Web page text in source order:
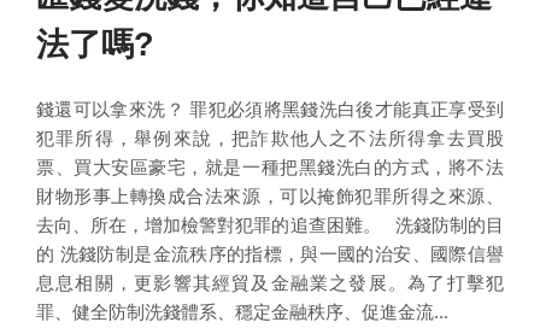
法了嗎?
錢還可以拿來洗？ 罪犯必須將黑錢洗白後才能真正享受到
犯罪所得，舉例來說，把詐欺他人之不法所得拿去買股
票、買大安區豪宅，就是一種把黑錢洗白的方式，將不法
財物形事上轉換成合法來源，可以掩飾犯罪所得之來源、
去向、所在，增加檢警對犯罪的追查困難。 洗錢防制的目
的 洗錢防制是金流秩序的指標，與一國的治安、國際信譽
息息相關，更影響其經貿及金融業之發展。為了打擊犯
罪、健全防制洗錢體系、穩定金融秩序、促進金流...